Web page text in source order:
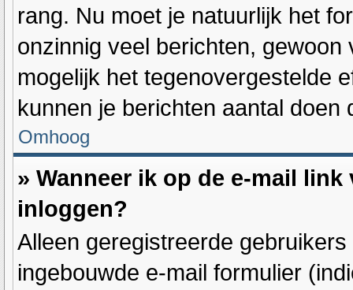
rang. Nu moet je natuurlijk het
onzinnig veel berichten,
mogelijk het tegenovergestelde
kunnen je berichten aantal doen
Omhoog
» Wanneer ik op de e-mail
inloggen?
Alleen geregistreerde
ingebouwde e-mail formulier